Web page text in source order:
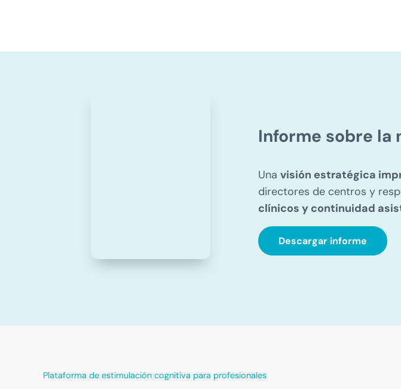
Informe sobre
Una visión estratégica
directores de centros y
clínicos y continuidad
Descargar informe
Plataforma de estimulación cognitiva para profesionales